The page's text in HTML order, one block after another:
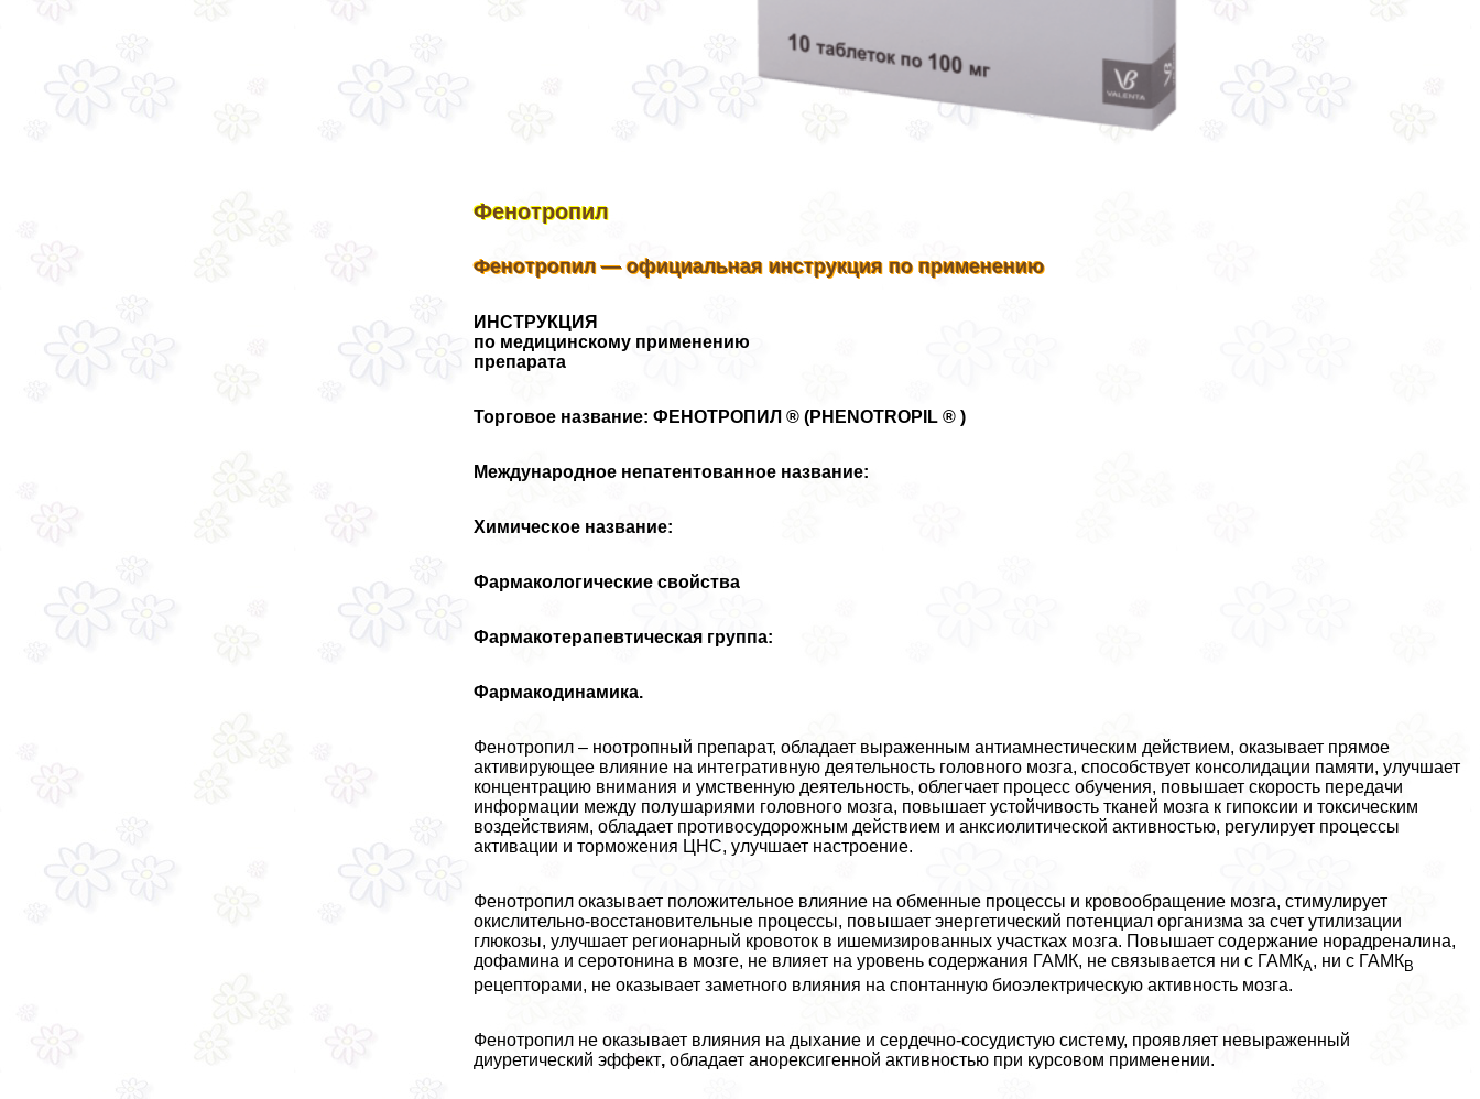
Фенотропил
Фенотропил — официальная инструкция по применению
ИНСТРУКЦИЯ
по медицинскому применению
препарата
Торговое название: ФЕНОТРОПИЛ ® (PHENOTROPIL ® )
Международное непатентованное название:
Химическое название:
Фармакологические свойства
Фармакотерапевтическая группа:
Фармакодинамика.
Фенотропил – ноотропный препарат, обладает выраженным антиамнестическим действием, оказывает прямое
активирующее влияние на интегративную деятельность головного мозга, способствует консолидации памяти, улучшает
концентрацию внимания и умственную деятельность, облегчает процесс обучения, повышает скорость передачи
информации между полушариями головного мозга, повышает устойчивость тканей мозга к гипоксии и токсическим
воздействиям, обладает противосудорожным действием и анксиолитической активностью, регулирует процессы
активации и торможения ЦНС, улучшает настроение.
Фенотропил оказывает положительное влияние на обменные процессы и кровообращение мозга, стимулирует
окислительно-восстановительные процессы, повышает энергетический потенциал организма за счет утилизации
глюкозы, улучшает регионарный кровоток в ишемизированных участках мозга. Повышает содержание норадреналина,
дофамина и серотонина в мозге, не влияет на уровень содержания ГАМК, не связывается ни с ГАМКА, ни с ГАМКB
рецепторами, не оказывает заметного влияния на спонтанную биоэлектрическую активность мозга.
Фенотропил не оказывает влияния на дыхание и сердечно-сосудистую систему, проявляет невыраженный
диуретический эффект, обладает анорексигенной активностью при курсовом применении.